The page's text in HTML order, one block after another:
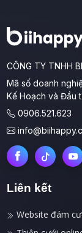
CÔNG TY TNHH
Mã số doanh
Kế Hoạch và Đầu
0906.521.623
Liên kết
Website đám